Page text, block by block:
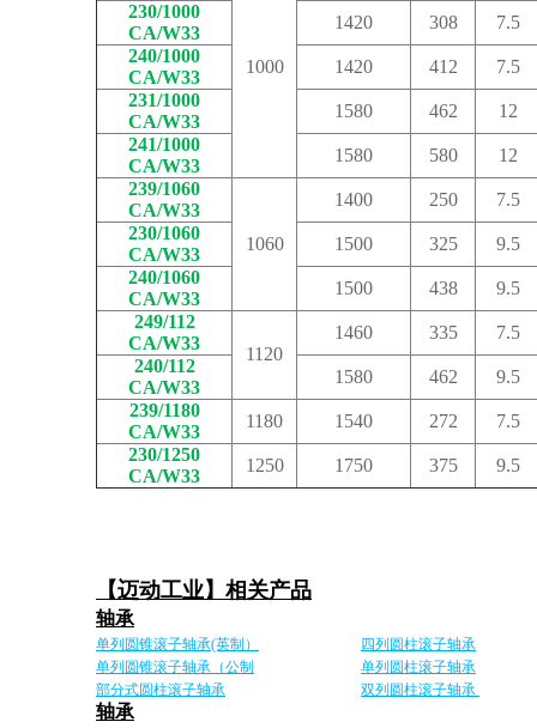
1000
230/1000
CA/W33
1420 308
7.5
240/1000
CA/W33
1420 412
7.5
231/1000
CA/W33
1580 462
12
241/1000
CA/W33
1580 580
12
239/1060
CA/W33
1060
1400 250
7.5
230/1060
CA/W33
1500 325
9.5
240/1060
CA/W33
1500 438
9.5
249/112
CA/W33
1120
1460 335
7.5
240/112
CA/W33
1580 462
9.5
239/1180
CA/W33
1180 1540 272
7.5
230/1250
CA/W33
1250 1750 375 9.5
【迈动工业】相关产品
轴承
单列圆锥滚子轴承(英制）
四列圆柱滚子轴承
单列圆锥滚子轴承（公制
单列圆柱滚子轴承
部分式圆柱滚子轴承
双列圆柱滚子轴承
轴承